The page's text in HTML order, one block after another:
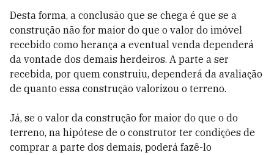
Desta forma, a conclusão que se chega é que se a
construção não for maior do que o valor do imóvel
recebido como herança a eventual venda dependerá
da vontade dos demais herdeiros. A parte a ser
recebida, por quem construiu, dependerá da avaliação
de quanto essa construção valorizou o terreno.
Já, se o valor da construção for maior do que o do
terreno, na hipótese de o construtor ter condições de
comprar a parte dos demais, poderá fazê-lo